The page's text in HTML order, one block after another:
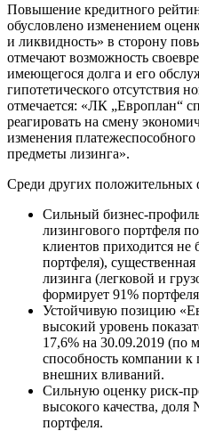
Повышение кредитного
обусловлено изменением
и ликвидность» в сторону
отмечают возможность
имеющегося долга и его
гипотетического отсутствия
отмечается: «ЛК „Европлан“
реагировать на смену
изменения
предметы лизинга».
Среди других положительных
Сильный бизнес-
лизингового портфеля
клиентов приходится не
портфеля),
лизинга (легковой и
формирует 91%
Устойчивую позицию
высокий уровень
17,6% на 30.09.2019 (по
способность компании к
внешних вливаний.
Сильную оценку риск-
высокого качества, доля
портфеля.